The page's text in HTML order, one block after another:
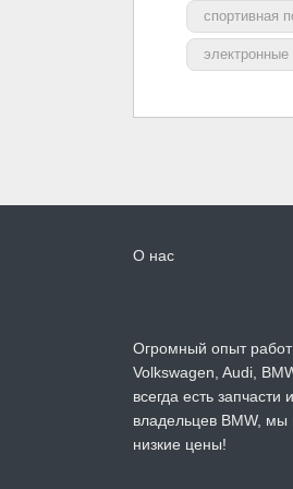
спортивная
О нас
Огромный опыт
Volkswagen, Audi,
всегда есть
владельцев BMW, мы
низкие цены!